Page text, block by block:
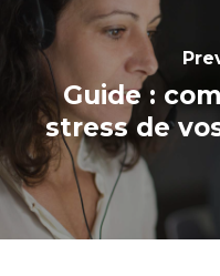
Guide :
stress de